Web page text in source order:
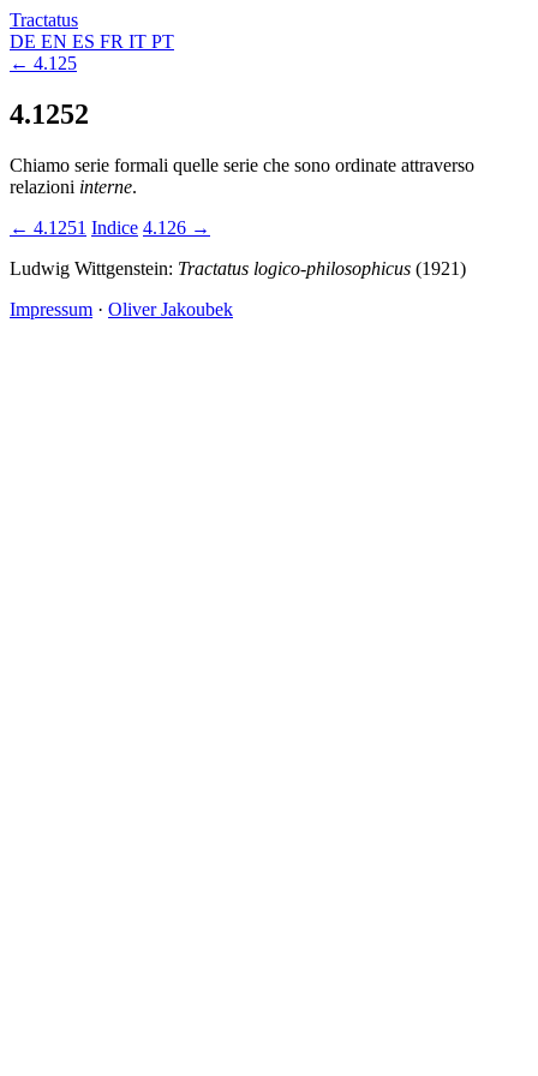
Tractatus
DE EN ES FR IT PT
← 4.125
4.1252
Chiamo serie formali quelle serie che sono ordinate attraverso
relazioni interne.
← 4.1251 Indice 4.126 →
Ludwig Wittgenstein: Tractatus logico-philosophicus (1921)
Impressum · Oliver Jakoubek